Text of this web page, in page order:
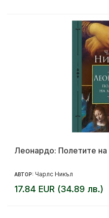
Леонардо: Полетите
АВТОР: Чарлс Никъл
17.84 EUR (34.89 лв.)